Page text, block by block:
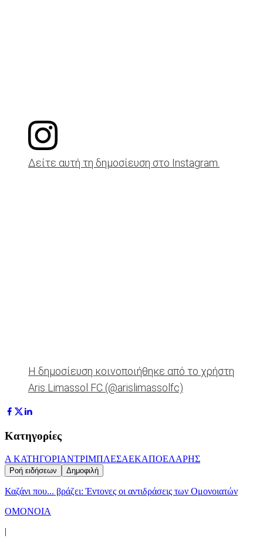
Δείτε αυτή τη δημοσίευση στο Instagram.
Η δημοσίευση κοινοποιήθηκε από το χρήστη
Aris Limassol FC (@arislimassolfc)
Κατηγορίες
Α ΚΑΤΗΓΟΡΙΑΝΤΡΙΜΠΛΕΣΑΕΚΑΠΟΕΛΑΡΗΣ
Ροή ειδήσεων Δημοφιλή
Καζάνι που... βράζει: Έντονες οι αντιδράσεις των Ομονοιατών
ΟΜΟΝΟΙΑ
|